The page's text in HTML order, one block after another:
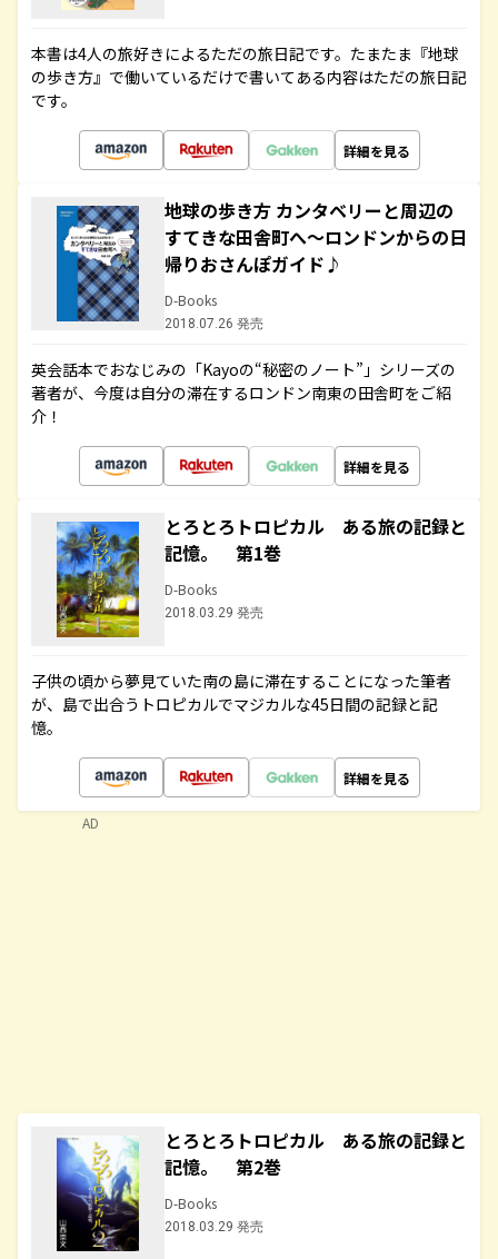
本書は4人の旅好きによるただの旅日記です。たまたま『地球
の歩き方』で働いているだけで書いてある内容はただの旅日記
です。
詳細を見る
地球の歩き方 カンタベリーと周辺の
すてきな田舎町へ～ロンドンからの日
帰りおさんぽガイド♪
D-Books
2018.07.26 発売
英会話本でおなじみの「Kayoの“秘密のノート”」シリーズの
著者が、今度は自分の滞在するロンドン南東の田舎町をご紹
介！
詳細を見る
とろとろトロピカル ある旅の記録と
記憶。 第1巻
D-Books
2018.03.29 発売
子供の頃から夢見ていた南の島に滞在することになった筆者
が、島で出合うトロピカルでマジカルな45日間の記録と記
憶。
詳細を見る
とろとろトロピカル ある旅の記録と
記憶。 第2巻
D-Books
2018.03.29 発売
AD